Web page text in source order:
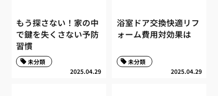
もう探さない！家の中
で鍵を失くさない予防
習慣
2025.04.29
未分類
浴室ドア交換快適リフ
ォーム費用対効果は
2025.04.29
未分類